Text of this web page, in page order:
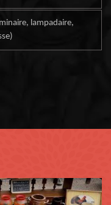
lampadaire,